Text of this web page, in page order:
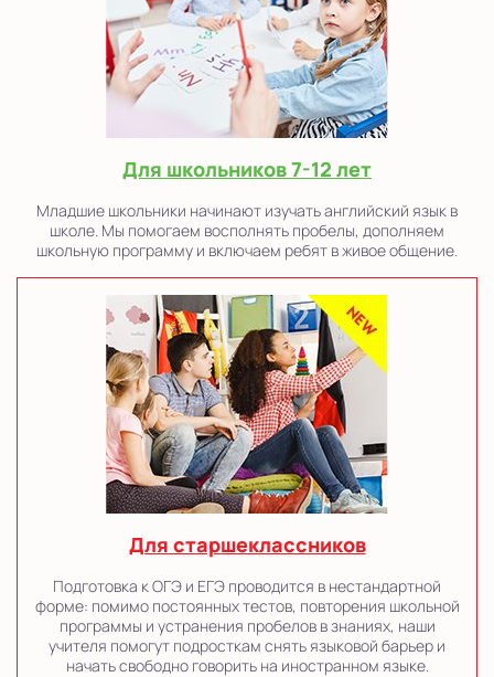
Для школьников 7-12 лет
Младшие школьники начинают изучать английский язык в
школе. Мы помогаем восполнять пробелы, дополняем
школьную программу и включаем ребят в живое общение.
Для старшеклассников
Подготовка к ОГЭ и ЕГЭ проводится в нестандартной
форме: помимо постоянных тестов, повторения школьной
программы и устранения пробелов в знаниях, наши
учителя помогут подросткам снять языковой барьер и
начать свободно говорить на иностранном языке.